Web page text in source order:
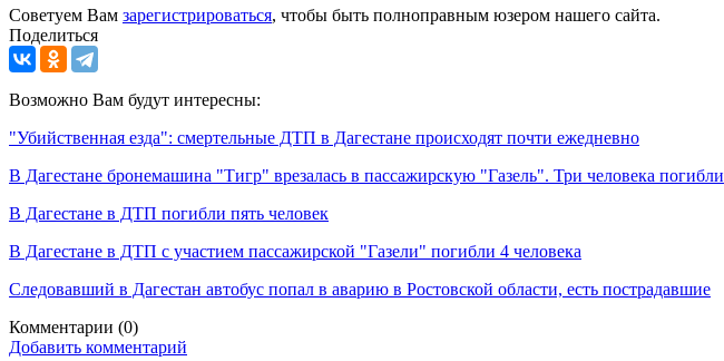
Советуем Вам зарегистрироваться, чтобы быть полноправным юзером нашего сайта.
Поделиться
Возможно Вам будут интересны:
"Убийственная езда": смертельные ДТП в Дагестане происходят почти ежедневно
В Дагестане бронемашина "Тигр" врезалась в пассажирскую "Газель". Три человека погибли
В Дагестане в ДТП погибли пять человек
В Дагестане в ДТП с участием пассажирской "Газели" погибли 4 человека
Следовавший в Дагестан автобус попал в аварию в Ростовской области, есть пострадавшие
Комментарии (0)
Добавить комментарий